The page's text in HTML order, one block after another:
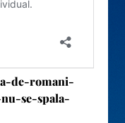
de-romani-
se-spala-